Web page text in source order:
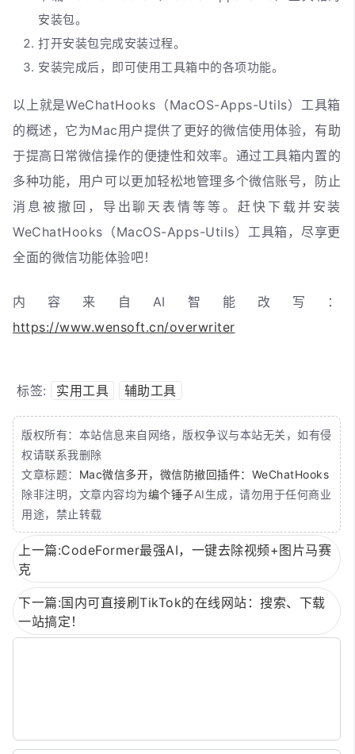
安装包。
打开安装包完成安装过程。
安装完成后，即可使用工具箱中的各项功能。
以上就是WeChatHooks（MacOS-Apps-Utils）工具箱
的概述，它为Mac用户提供了更好的微信使用体验，有助
于提高日常微信操作的便捷性和效率。通过工具箱内置的
多种功能，用户可以更加轻松地管理多个微信账号，防止
消息被撤回，导出聊天表情等等。赶快下载并安装
WeChatHooks（MacOS-Apps-Utils）工具箱，尽享更
全面的微信功能体验吧！
内容来自AI智能改写：
https://www.wensoft.cn/overwriter
标签: 实用工具 辅助工具
版权所有：本站信息来自网络，版权争议与本站无关，如有侵
权请联系我删除
文章标题： Mac微信多开，微信防撤回插件：WeChatHooks
除非注明，文章内容均为编个锤子AI生成，请勿用于任何商业
用途，禁止转载
上一篇:CodeFormer最强AI，一键去除视频+图片马赛
克
下一篇:国内可直接刷TikTok的在线网站：搜索、下载
一站搞定！